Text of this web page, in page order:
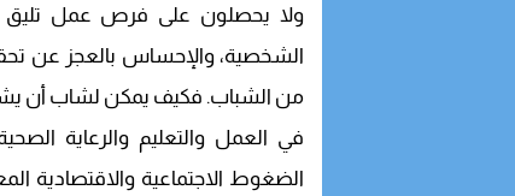
ولا يحصلون على فرص عمل تليق
الشخصية، والإحساس بالعجز عن
من الشباب. فكيف يمكن لشاب أن
في العمل والتعليم والرعاية
الضغوط الاجتماعية والاقتصادية